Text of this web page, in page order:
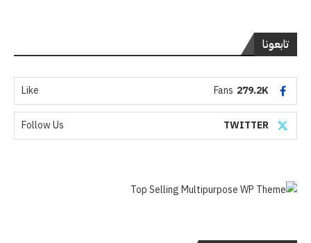
تابعونا
279.2K
Fans
Like
TWITTER
Follow Us